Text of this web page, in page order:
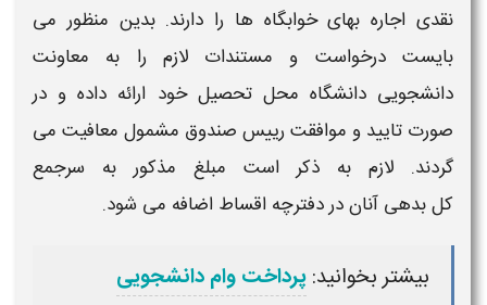
نقدی اجاره بهای خوابگاه ها را دارند. بدین منظور می
بایست درخواست و مستندات لازم را به معاونت
دانشجویی دانشگاه محل تحصیل خود ارائه داده و در
صورت تایید و موافقت رییس صندوق مشمول معافیت می
گردند. لازم به ذکر است مبلغ مذکور به سرجمع
کلبدهی آنان دردفترچه اقساط اضافه می شود.
بیشتر بخوانید:پرداخت وام دانشجویی